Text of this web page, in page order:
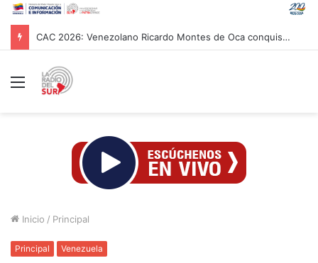
CAC 2026: Venezolano Ricardo Montes de Oca conquista Oro en salto con pértiga
Menú
Inicio / Principal
Principal Venezuela